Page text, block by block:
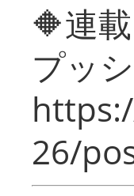
🔶連
プッ
26/